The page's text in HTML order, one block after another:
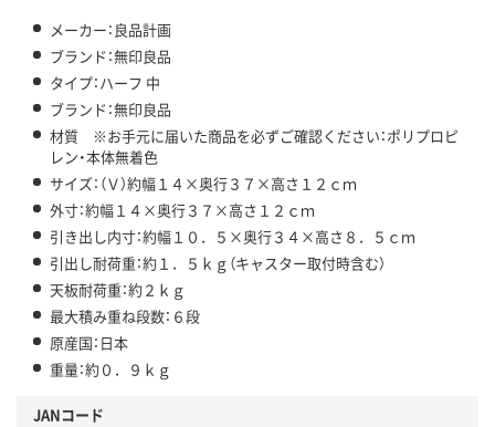
メーカー：良品計画
ブランド：無印良品
タイプ：ハーフ 中
ブランド：無印良品
材質 ※お手元に届いた商品を必ずご確認ください：ポリプロピ
レン・本体無着色
サイズ：（Ｖ）約幅１４×奥行３７×高さ１２ｃｍ
外寸：約幅１４×奥行３７×高さ１２ｃｍ
引き出し内寸：約幅１０．５×奥行３４×高さ８．５ｃｍ
引出し耐荷重：約１．５ｋｇ（キャスター取付時含む）
天板耐荷重：約２ｋｇ
最大積み重ね段数：６段
原産国：日本
重量：約０．９ｋｇ
JANコード